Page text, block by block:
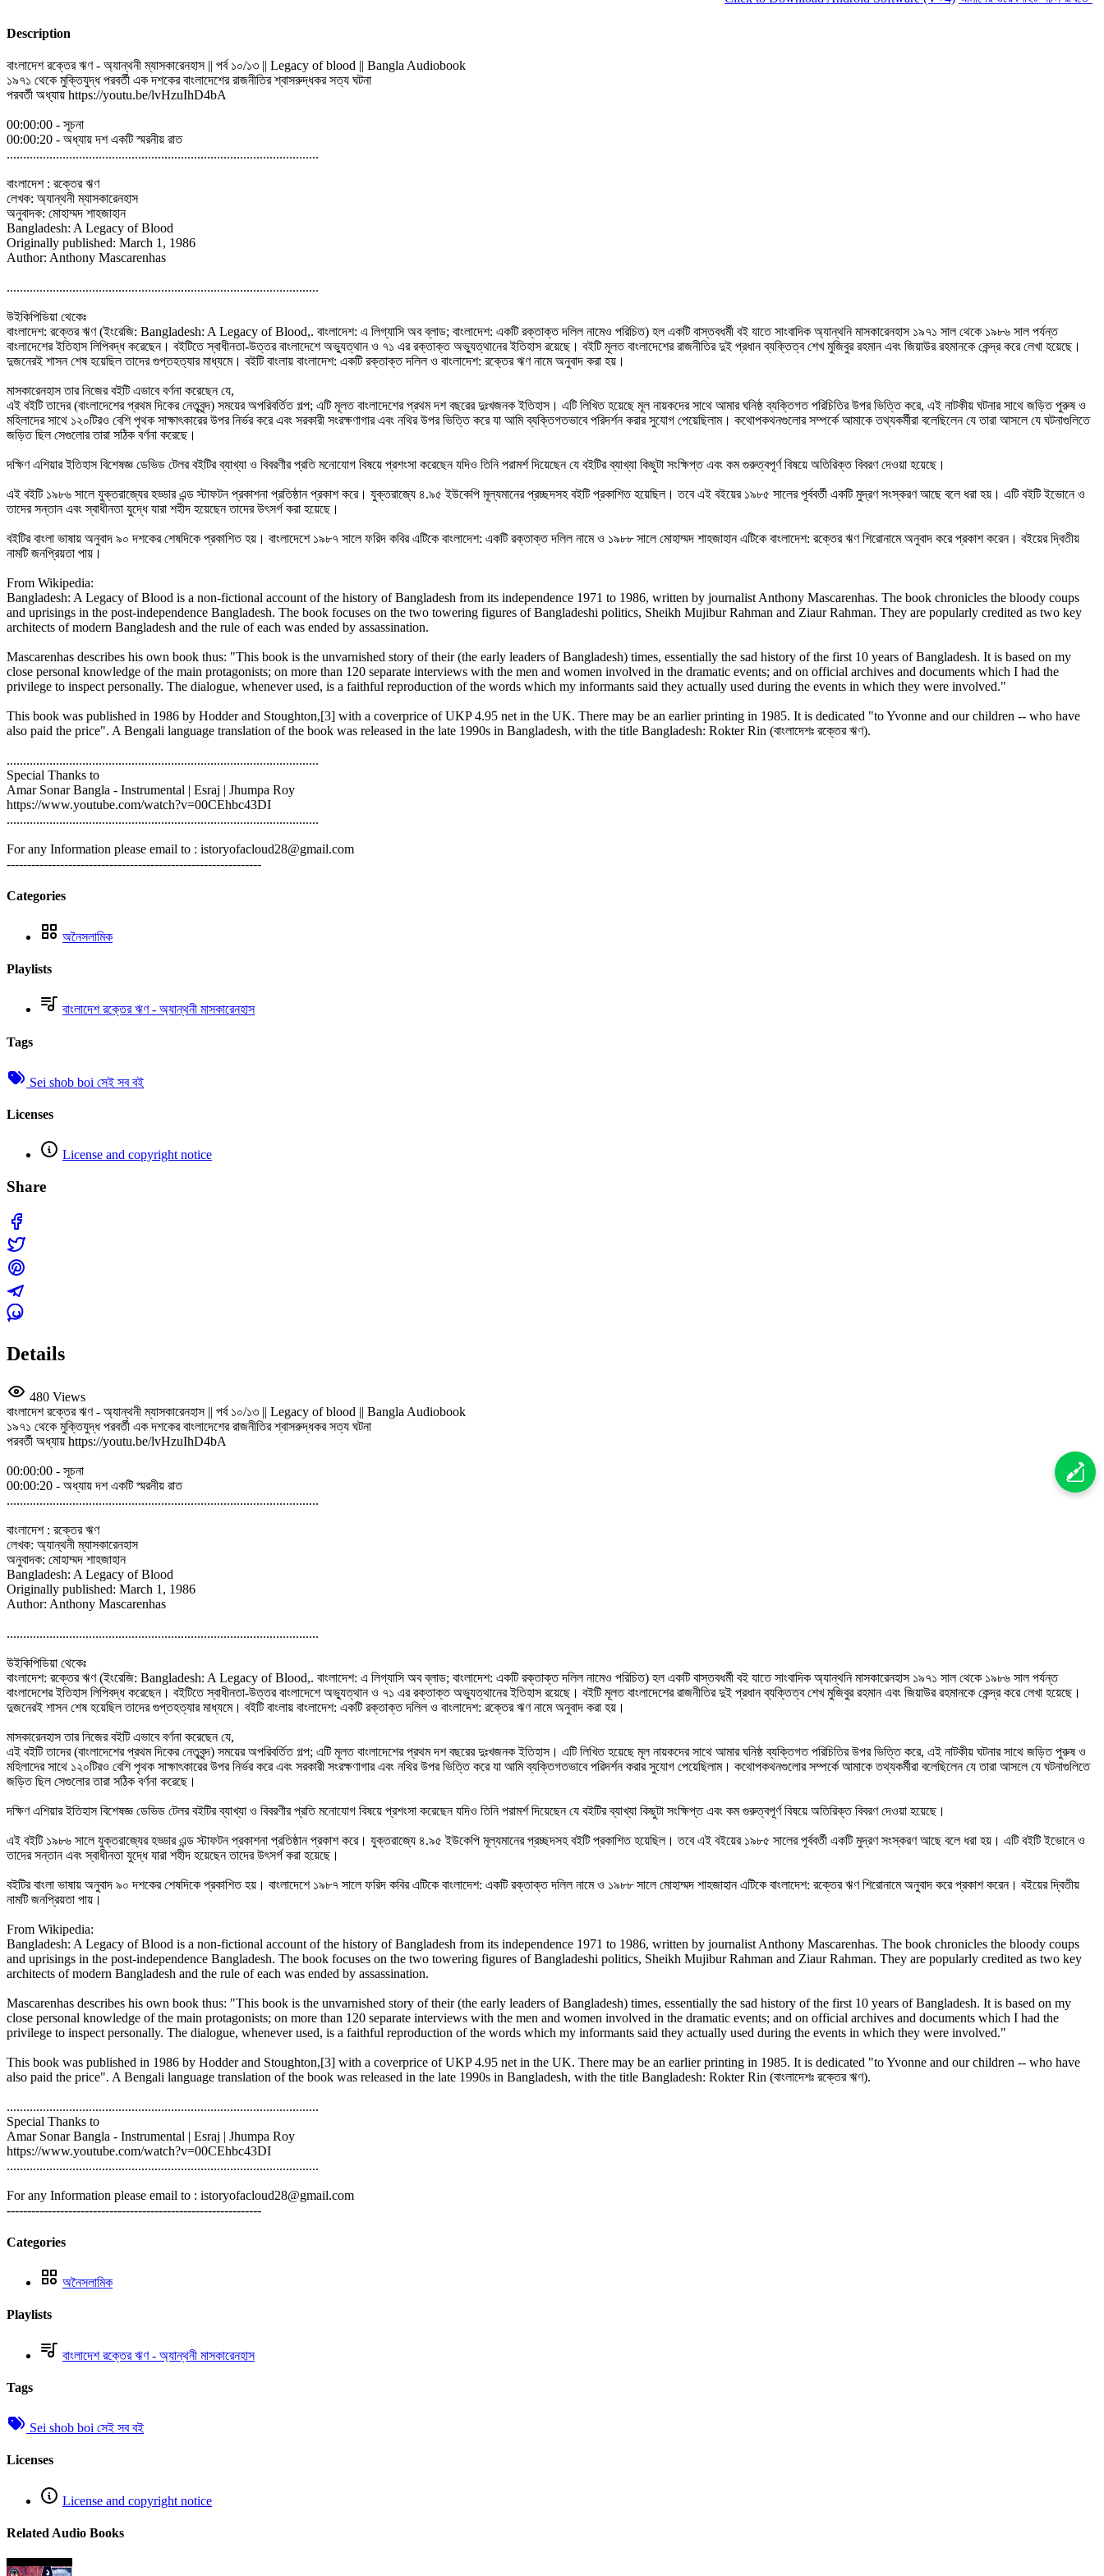
Description
বাংলাদেশ রক্তের ঋণ - অ্যান্থনী ম্যাসকারেনহাস || পর্ব ১০/১৩ || Legacy of blood || Bangla Audiobook
১৯৭১ থেকে মুক্তিযুদ্ধ পরবর্তী এক দশকের বাংলাদেশের রাজনীতির শ্বাসরুদ্ধকর সত্য ঘটনা
পরবর্তী অধ্যায় https://youtu.be/lvHzuIhD4bA
00:00:00 - সূচনা
00:00:20 - অধ্যায় দশ একটি স্মরনীয় রাত
...............................................................................................
বাংলাদেশ : রক্তের ঋণ
লেখক: অ্যান্থনী ম্যাসকারেনহাস
অনুবাদক: মোহাম্মদ শাহজাহান
Bangladesh: A Legacy of Blood
Originally published: March 1, 1986
Author: Anthony Mascarenhas
...............................................................................................
উইকিপিডিয়া থেকেঃ
বাংলাদেশ: রক্তের ঋণ (ইংরেজি: Bangladesh: A Legacy of Blood,. বাংলাদেশ: এ লিগ্যাসি অব ব্লাড; বাংলাদেশ: একটি রক্তাক্ত দলিল নামেও পরিচিত) হল একটি বাস্তবধর্মী বই যাতে সাংবাদিক অ্যান্থনি মাসকারেনহাস ১৯৭১ সাল থেকে ১৯৮৬ সাল পর্যন্ত
বাংলাদেশের ইতিহাস লিপিবদ্ধ করেছেন। বইটিতে স্বাধীনতা-উত্তর বাংলাদেশে অভ্যুত্থান ও ৭১ এর রক্তাক্ত অভ্যুত্থানের ইতিহাস রয়েছে। বইটি মূলত বাংলাদেশের রাজনীতির দুই প্রধান ব্যক্তিত্ব শেখ মুজিবুর রহমান এবং জিয়াউর রহমানকে কেন্দ্র করে লেখা হয়েছে।
দুজনেরই শাসন শেষ হয়েছিল তাদের গুপ্তহত্যার মাধ্যমে। বইটি বাংলায় বাংলাদেশ: একটি রক্তাক্ত দলিল ও বাংলাদেশ: রক্তের ঋণ নামে অনুবাদ করা হয়।
মাসকারেনহাস তার নিজের বইটি এভাবে বর্ণনা করেছেন যে,
এই বইটি তাদের (বাংলাদেশের প্রথম দিকের নেতৃবৃন্দ) সময়ের অপরিবর্তিত গল্প; এটি মূলত বাংলাদেশের প্রথম দশ বছরের দুঃখজনক ইতিহাস। এটি লিখিত হয়েছে মূল নায়কদের সাথে আমার ঘনিষ্ঠ ব্যক্তিগত পরিচিতির উপর ভিত্তি করে, এই নাটকীয় ঘটনার সাথে জড়িত পুরুষ ও
মহিলাদের সাথে ১২০টিরও বেশি পৃথক সাক্ষাৎকারের উপর নির্ভর করে এবং সরকারী সংরক্ষণাগার এবং নথির উপর ভিত্তি করে যা আমি ব্যক্তিগতভাবে পরিদর্শন করার সুযোগ পেয়েছিলাম। কথোপকথনগুলোর সম্পর্কে আমাকে তথ্যকর্মীরা বলেছিলেন যে তারা আসলে যে ঘটনাগুলিতে
জড়িত ছিল সেগুলোর তারা সঠিক বর্ণনা করেছে।
দক্ষিণ এশিয়ার ইতিহাস বিশেষজ্ঞ ডেভিড টেলর বইটির ব্যাখ্যা ও বিবরণীর প্রতি মনোযোগ বিষয়ে প্রশংসা করেছেন যদিও তিনি পরামর্শ দিয়েছেন যে বইটির ব্যাখ্যা কিছুটা সংক্ষিপ্ত এবং কম গুরুত্বপূর্ণ বিষয়ে অতিরিক্ত বিবরণ দেওয়া হয়েছে।
এই বইটি ১৯৮৬ সালে যুক্তরাজ্যের হড্ডার এন্ড স্টাফটন প্রকাশনা প্রতিষ্ঠান প্রকাশ করে। যুক্তরাজ্যে ৪.৯৫ ইউকেপি মূল্যমানের প্রচ্ছদসহ বইটি প্রকাশিত হয়েছিল। তবে এই বইয়ের ১৯৮৫ সালের পূর্ববর্তী একটি মুদ্রণ সংস্করণ আছে বলে ধরা হয়। এটি বইটি ইভোনে ও
তাদের সন্তান এবং স্বাধীনতা যুদ্ধে যারা শহীদ হয়েছেন তাদের উৎসর্গ করা হয়েছে।
বইটির বাংলা ভাষায় অনুবাদ ৯০ দশকের শেষদিকে প্রকাশিত হয়। বাংলাদেশে ১৯৮৭ সালে ফরিদ কবির এটিকে বাংলাদেশ: একটি রক্তাক্ত দলিল নামে ও ১৯৮৮ সালে মোহাম্মদ শাহজাহান এটিকে বাংলাদেশ: রক্তের ঋণ শিরোনামে অনুবাদ করে প্রকাশ করেন। বইয়ের দ্বিতীয়
নামটি জনপ্রিয়তা পায়।
From Wikipedia:
Bangladesh: A Legacy of Blood is a non-fictional account of the history of Bangladesh from its independence 1971 to 1986, written by journalist Anthony Mascarenhas. The book chronicles the bloody coups
and uprisings in the post-independence Bangladesh. The book focuses on the two towering figures of Bangladeshi politics, Sheikh Mujibur Rahman and Ziaur Rahman. They are popularly credited as two key
architects of modern Bangladesh and the rule of each was ended by assassination.
Mascarenhas describes his own book thus: "This book is the unvarnished story of their (the early leaders of Bangladesh) times, essentially the sad history of the first 10 years of Bangladesh. It is based on my
close personal knowledge of the main protagonists; on more than 120 separate interviews with the men and women involved in the dramatic events; and on official archives and documents which I had the
privilege to inspect personally. The dialogue, whenever used, is a faithful reproduction of the words which my informants said they actually used during the events in which they were involved."
This book was published in 1986 by Hodder and Stoughton,[3] with a coverprice of UKP 4.95 net in the UK. There may be an earlier printing in 1985. It is dedicated "to Yvonne and our children -- who have
also paid the price". A Bengali language translation of the book was released in the late 1990s in Bangladesh, with the title Bangladesh: Rokter Rin (বাংলাদেশঃ রক্তের ঋণ).
...............................................................................................
Special Thanks to
Amar Sonar Bangla - Instrumental | Esraj | Jhumpa Roy
https://www.youtube.com/watch?v=00CEhbc43DI
...............................................................................................
For any Information please email to : istoryofacloud28@gmail.com
--------------------------------------------------------------
Categories
অনৈসলামিক
Playlists
বাংলাদেশ রক্তের ঋণ - অ্যান্থনী মাসকারেনহাস
Tags
Sei shob boi সেই সব বই
Licenses
License and copyright notice
Share
Details
480 Views
বাংলাদেশ রক্তের ঋণ - অ্যান্থনী ম্যাসকারেনহাস || পর্ব ১০/১৩ || Legacy of blood || Bangla Audiobook
১৯৭১ থেকে মুক্তিযুদ্ধ পরবর্তী এক দশকের বাংলাদেশের রাজনীতির শ্বাসরুদ্ধকর সত্য ঘটনা
পরবর্তী অধ্যায় https://youtu.be/lvHzuIhD4bA
00:00:00 - সূচনা
00:00:20 - অধ্যায় দশ একটি স্মরনীয় রাত
...............................................................................................
বাংলাদেশ : রক্তের ঋণ
লেখক: অ্যান্থনী ম্যাসকারেনহাস
অনুবাদক: মোহাম্মদ শাহজাহান
Bangladesh: A Legacy of Blood
Originally published: March 1, 1986
Author: Anthony Mascarenhas
...............................................................................................
উইকিপিডিয়া থেকেঃ
বাংলাদেশ: রক্তের ঋণ (ইংরেজি: Bangladesh: A Legacy of Blood,. বাংলাদেশ: এ লিগ্যাসি অব ব্লাড; বাংলাদেশ: একটি রক্তাক্ত দলিল নামেও পরিচিত) হল একটি বাস্তবধর্মী বই যাতে সাংবাদিক অ্যান্থনি মাসকারেনহাস ১৯৭১ সাল থেকে ১৯৮৬ সাল পর্যন্ত
বাংলাদেশের ইতিহাস লিপিবদ্ধ করেছেন। বইটিতে স্বাধীনতা-উত্তর বাংলাদেশে অভ্যুত্থান ও ৭১ এর রক্তাক্ত অভ্যুত্থানের ইতিহাস রয়েছে। বইটি মূলত বাংলাদেশের রাজনীতির দুই প্রধান ব্যক্তিত্ব শেখ মুজিবুর রহমান এবং জিয়াউর রহমানকে কেন্দ্র করে লেখা হয়েছে।
দুজনেরই শাসন শেষ হয়েছিল তাদের গুপ্তহত্যার মাধ্যমে। বইটি বাংলায় বাংলাদেশ: একটি রক্তাক্ত দলিল ও বাংলাদেশ: রক্তের ঋণ নামে অনুবাদ করা হয়।
মাসকারেনহাস তার নিজের বইটি এভাবে বর্ণনা করেছেন যে,
এই বইটি তাদের (বাংলাদেশের প্রথম দিকের নেতৃবৃন্দ) সময়ের অপরিবর্তিত গল্প; এটি মূলত বাংলাদেশের প্রথম দশ বছরের দুঃখজনক ইতিহাস। এটি লিখিত হয়েছে মূল নায়কদের সাথে আমার ঘনিষ্ঠ ব্যক্তিগত পরিচিতির উপর ভিত্তি করে, এই নাটকীয় ঘটনার সাথে জড়িত পুরুষ ও
মহিলাদের সাথে ১২০টিরও বেশি পৃথক সাক্ষাৎকারের উপর নির্ভর করে এবং সরকারী সংরক্ষণাগার এবং নথির উপর ভিত্তি করে যা আমি ব্যক্তিগতভাবে পরিদর্শন করার সুযোগ পেয়েছিলাম। কথোপকথনগুলোর সম্পর্কে আমাকে তথ্যকর্মীরা বলেছিলেন যে তারা আসলে যে ঘটনাগুলিতে
জড়িত ছিল সেগুলোর তারা সঠিক বর্ণনা করেছে।
দক্ষিণ এশিয়ার ইতিহাস বিশেষজ্ঞ ডেভিড টেলর বইটির ব্যাখ্যা ও বিবরণীর প্রতি মনোযোগ বিষয়ে প্রশংসা করেছেন যদিও তিনি পরামর্শ দিয়েছেন যে বইটির ব্যাখ্যা কিছুটা সংক্ষিপ্ত এবং কম গুরুত্বপূর্ণ বিষয়ে অতিরিক্ত বিবরণ দেওয়া হয়েছে।
এই বইটি ১৯৮৬ সালে যুক্তরাজ্যের হড্ডার এন্ড স্টাফটন প্রকাশনা প্রতিষ্ঠান প্রকাশ করে। যুক্তরাজ্যে ৪.৯৫ ইউকেপি মূল্যমানের প্রচ্ছদসহ বইটি প্রকাশিত হয়েছিল। তবে এই বইয়ের ১৯৮৫ সালের পূর্ববর্তী একটি মুদ্রণ সংস্করণ আছে বলে ধরা হয়। এটি বইটি ইভোনে ও
তাদের সন্তান এবং স্বাধীনতা যুদ্ধে যারা শহীদ হয়েছেন তাদের উৎসর্গ করা হয়েছে।
বইটির বাংলা ভাষায় অনুবাদ ৯০ দশকের শেষদিকে প্রকাশিত হয়। বাংলাদেশে ১৯৮৭ সালে ফরিদ কবির এটিকে বাংলাদেশ: একটি রক্তাক্ত দলিল নামে ও ১৯৮৮ সালে মোহাম্মদ শাহজাহান এটিকে বাংলাদেশ: রক্তের ঋণ শিরোনামে অনুবাদ করে প্রকাশ করেন। বইয়ের দ্বিতীয়
নামটি জনপ্রিয়তা পায়।
From Wikipedia:
Bangladesh: A Legacy of Blood is a non-fictional account of the history of Bangladesh from its independence 1971 to 1986, written by journalist Anthony Mascarenhas. The book chronicles the bloody coups
and uprisings in the post-independence Bangladesh. The book focuses on the two towering figures of Bangladeshi politics, Sheikh Mujibur Rahman and Ziaur Rahman. They are popularly credited as two key
architects of modern Bangladesh and the rule of each was ended by assassination.
Mascarenhas describes his own book thus: "This book is the unvarnished story of their (the early leaders of Bangladesh) times, essentially the sad history of the first 10 years of Bangladesh. It is based on my
close personal knowledge of the main protagonists; on more than 120 separate interviews with the men and women involved in the dramatic events; and on official archives and documents which I had the
privilege to inspect personally. The dialogue, whenever used, is a faithful reproduction of the words which my informants said they actually used during the events in which they were involved."
This book was published in 1986 by Hodder and Stoughton,[3] with a coverprice of UKP 4.95 net in the UK. There may be an earlier printing in 1985. It is dedicated "to Yvonne and our children -- who have
also paid the price". A Bengali language translation of the book was released in the late 1990s in Bangladesh, with the title Bangladesh: Rokter Rin (বাংলাদেশঃ রক্তের ঋণ).
...............................................................................................
Special Thanks to
Amar Sonar Bangla - Instrumental | Esraj | Jhumpa Roy
https://www.youtube.com/watch?v=00CEhbc43DI
...............................................................................................
For any Information please email to : istoryofacloud28@gmail.com
--------------------------------------------------------------
Categories
অনৈসলামিক
Playlists
বাংলাদেশ রক্তের ঋণ - অ্যান্থনী মাসকারেনহাস
Tags
Sei shob boi সেই সব বই
Licenses
License and copyright notice
Related Audio Books